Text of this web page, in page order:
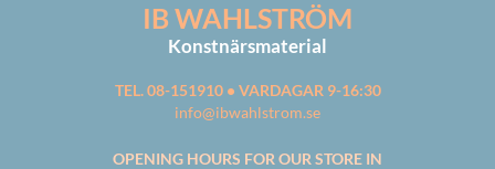
IB WAHLSTRÖM
Konstnärsmaterial
TEL. 08-151910 • VARDAGAR 9-16:30
info@ibwahlstrom.se
OPENING HOURS FOR OUR STORE IN